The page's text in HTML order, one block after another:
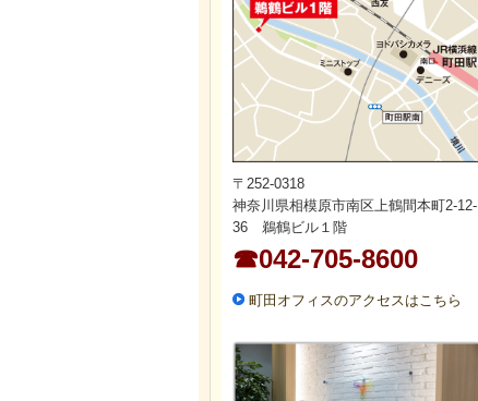
〒252-0318
神奈川県相模原市南区上鶴間本町2-12-
36 鵜鶴ビル１階
☎042-705-8600
町田オフィスのアクセスはこちら